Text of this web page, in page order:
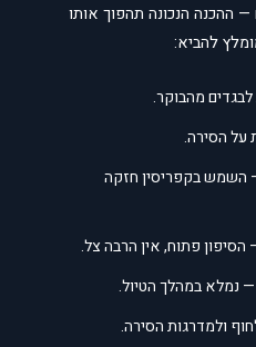
ההכנה הנכונה תהפוך אותו
להביא:
מהבוקר.
על הסירה.
השמש בקפריסין חזקה
הסיפון פתוח, אין הרבה צל.
— נמלא במהלך הטיול.
ולמדרגות הסירה.